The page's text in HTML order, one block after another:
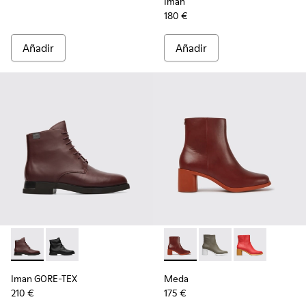
Añadir
180 €
Añadir
Iman GORE-TEX - K400342-002 - Burgundy
Iman GORE-TEX - K400342-001
Iman GORE-TEX
210 €
Meda - K400455-013 -
Meda - K400455-004
Meda -
Meda
175 €